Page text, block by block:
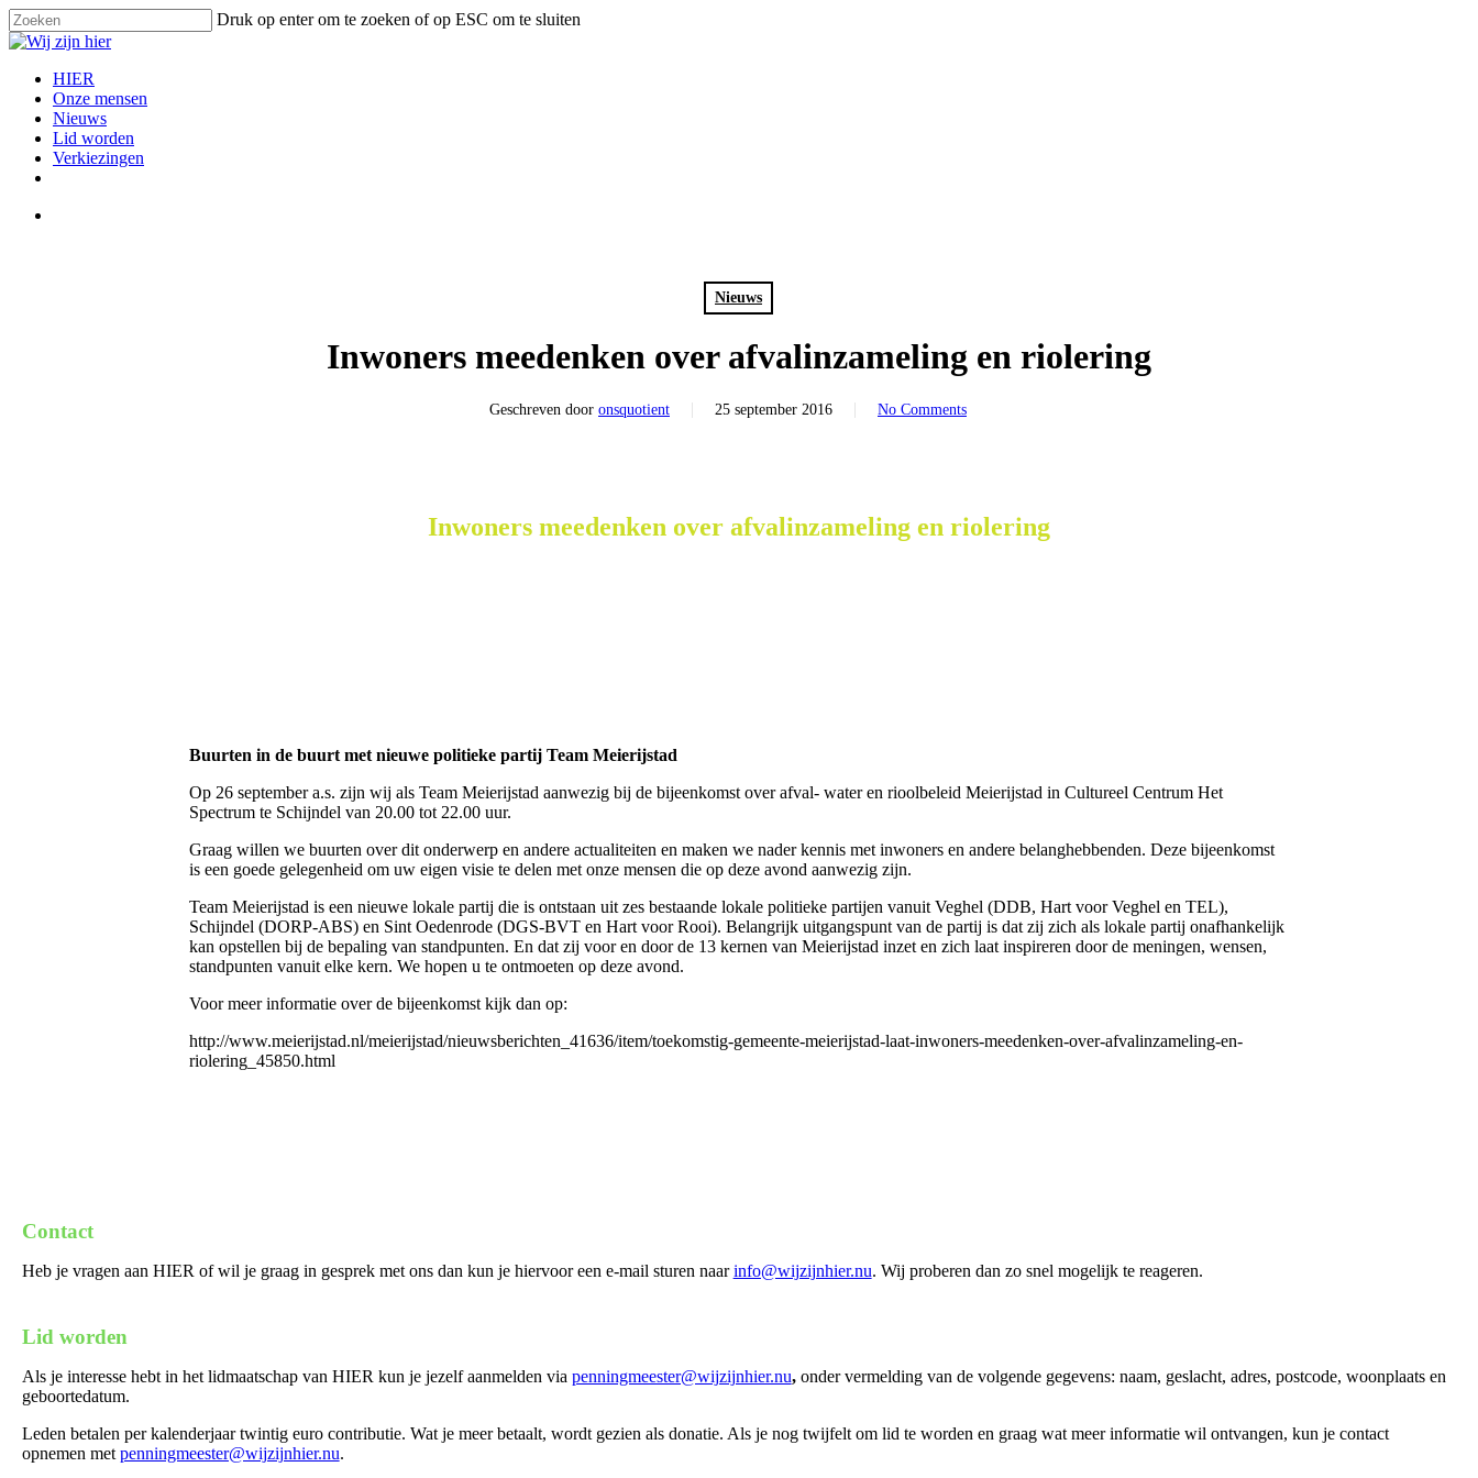
Skip
to
content
Druk op enter om te zoeken of op ESC om te sluiten
Close
search
Menu
HIER
Onze mensen
Nieuws
Lid worden
Verkiezingen
Nieuws
Inwoners meedenken over afvalinzameling en riolering
Geschreven door onsquotient 25 september 2016 No Comments
Inwoners meedenken over afvalinzameling en riolering
Buurten in de buurt met nieuwe politieke partij Team Meierijstad
Op 26 september a.s. zijn wij als Team Meierijstad aanwezig bij de bijeenkomst over afval- water en rioolbeleid Meierijstad in Cultureel Centrum Het
Spectrum te Schijndel van 20.00 tot 22.00 uur.
Graag willen we buurten over dit onderwerp en andere actualiteiten en maken we nader kennis met inwoners en andere belanghebbenden. Deze bijeenkomst
is een goede gelegenheid om uw eigen visie te delen met onze mensen die op deze avond aanwezig zijn.
Team Meierijstad is een nieuwe lokale partij die is ontstaan uit zes bestaande lokale politieke partijen vanuit Veghel (DDB, Hart voor Veghel en TEL),
Schijndel (DORP-ABS) en Sint Oedenrode (DGS-BVT en Hart voor Rooi). Belangrijk uitgangspunt van de partij is dat zij zich als lokale partij onafhankelijk
kan opstellen bij de bepaling van standpunten. En dat zij voor en door de 13 kernen van Meierijstad inzet en zich laat inspireren door de meningen, wensen,
standpunten vanuit elke kern. We hopen u te ontmoeten op deze avond.
Voor meer informatie over de bijeenkomst kijk dan op:
http://www.meierijstad.nl/meierijstad/nieuwsberichten_41636/item/toekomstig-gemeente-meierijstad-laat-inwoners-meedenken-over-afvalinzameling-en-
riolering_45850.html
Contact
Heb je vragen aan HIER of wil je graag in gesprek met ons dan kun je hiervoor een e-mail sturen naarinfo@wijzijnhier.nu. Wij proberen dan zo snel mogelijk te reageren.
Lid worden
Als je interesse hebt in het lidmaatschap van HIER kun je jezelf aanmelden via penningmeester@wijzijnhier.nu,onder vermelding van de volgende gegevens: naam, geslacht, adres, postcode, woonplaats en
geboortedatum.
Leden betalen per kalenderjaar twintig euro contributie. Wat je meer betaalt, wordt gezien als donatie. Als je nog twijfelt om lid te worden en graag wat meer informatie wil ontvangen, kun je contact
opnemen met penningmeester@wijzijnhier.nu.